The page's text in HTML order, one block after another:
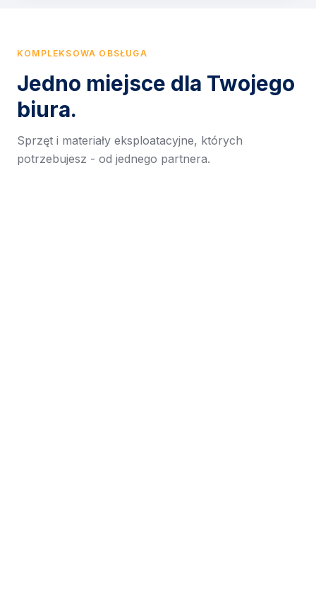
KOMPLEKSOWA OBSŁUGA
Jedno miejsce dla Twojego
biura.
Sprzęt i materiały eksploatacyjne, których
potrzebujesz - od jednego partnera.